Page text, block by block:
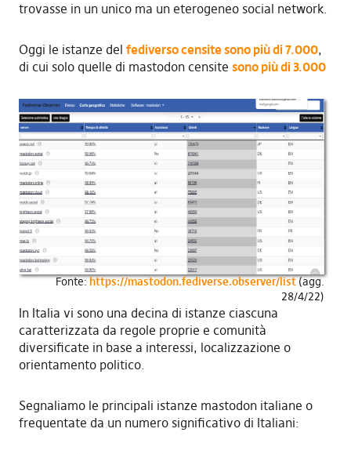
trovasse in un unico ma un eterogeneo social network.
Oggi le istanze del fediverso censite sono più di 7.000,
di cui solo quelle di mastodon censite sono più di 3.000
Fonte:https://mastodon.fediverse.observer/list(agg.
28/4/22)
In Italia vi sono una decina di istanze ciascuna
caratterizzata da regole proprie e comunità
diversificate in base a interessi, localizzazione o
orientamento politico.
Segnaliamo le principali istanze mastodon italiane o
frequentate da un numero significativo di Italiani: